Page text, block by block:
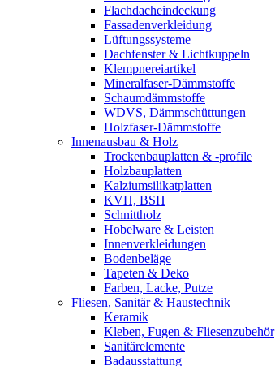
Flachdacheindeckung
Fassadenverkleidung
Lüftungssysteme
Dachfenster & Lichtkuppeln
Klempnereiartikel
Mineralfaser-Dämmstoffe
Schaumdämmstoffe
WDVS, Dämmschüttungen
Holzfaser-Dämmstoffe
Innenausbau & Holz
Trockenbauplatten & -profile
Holzbauplatten
Kalziumsilikatplatten
KVH, BSH
Schnittholz
Hobelware & Leisten
Innenverkleidungen
Bodenbeläge
Tapeten & Deko
Farben, Lacke, Putze
Fliesen, Sanitär & Haustechnik
Keramik
Kleben, Fugen & Fliesenzubehör
Sanitärelemente
Badausstattung